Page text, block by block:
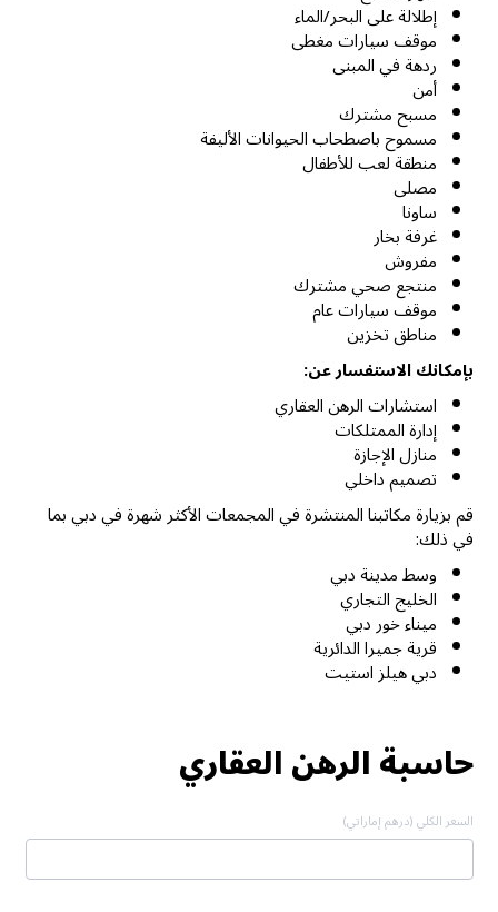
إطلالة على البحر/الماء
موقف سيارات مغطى
ردهة في المبنى
أمن
مسبح مشترك
مسموح باصطحاب الحيوانات الأليفة
منطقة لعب للأطفال
مصلى
ساونا
غرفة بخار
مفروش
منتجع صحي مشترك
موقف سيارات عام
مناطق تخزين
بإمكانك الاستفسار عن:
استشارات الرهن العقاري
إدارة الممتلكات
منازل الإجازة
تصميم داخلي
قم بزيارة مكاتبنا المنتشرة في المجمعات الأكثر شهرة في دبي بما
في ذلك:
وسط مدينة دبي
الخليج التجاري
ميناء خور دبي
قرية جميرا الدائرية
دبي هيلز استيت
حاسبة الرهن العقاري
السعر الكلي (درهم إماراتي)